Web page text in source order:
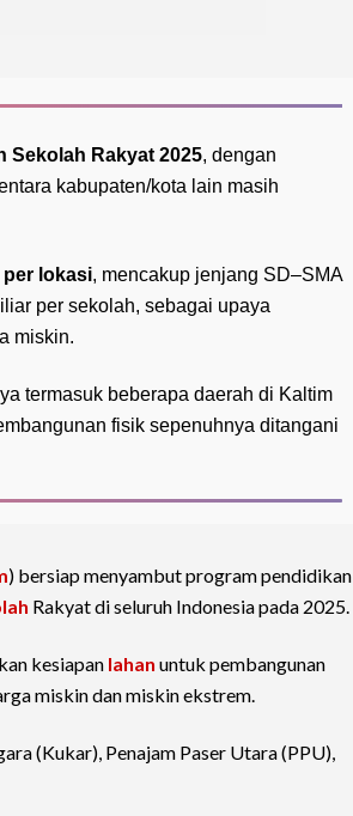
Sekolah Rakyat 2025, dengan
kabupaten/kota lain masih
per lokasi, mencakup jenjang SD–SMA
per sekolah, sebagai upaya
miskin.
termasuk beberapa daerah di Kaltim
fisik sepenuhnya ditangani
) bersiap menyambut program pendidikan
Rakyat di seluruh Indonesia pada 2025.
kesiapan lahan untuk pembangunan
miskin dan miskin ekstrem.
(Kukar), Penajam Paser Utara (PPU),